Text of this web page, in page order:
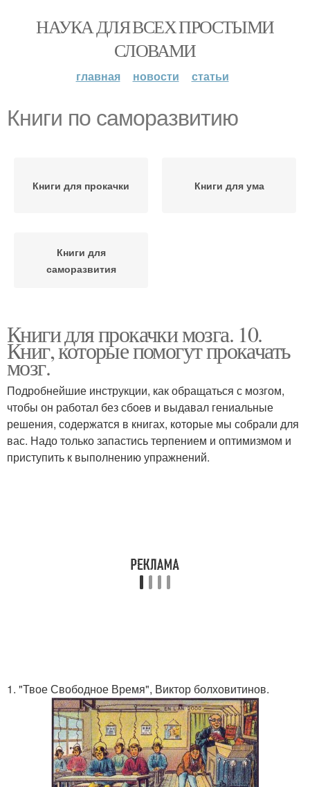
НАУКА ДЛЯ ВСЕХ ПРОСТЫМИ
СЛОВАМИ
главная новости статьи
Книги по саморазвитию
Книги для прокачки Книги для ума
Книги для
саморазвития
Книги для прокачки мозга. 10.
Книг, которые помогут прокачать
мозг.
Подробнейшие инструкции, как обращаться с мозгом,
чтобы он работал без сбоев и выдавал гениальные
решения, содержатся в книгах, которые мы собрали для
вас. Надо только запастись терпением и оптимизмом и
приступить к выполнению упражнений.
1. "Твое Свободное Время", Виктор болховитинов.